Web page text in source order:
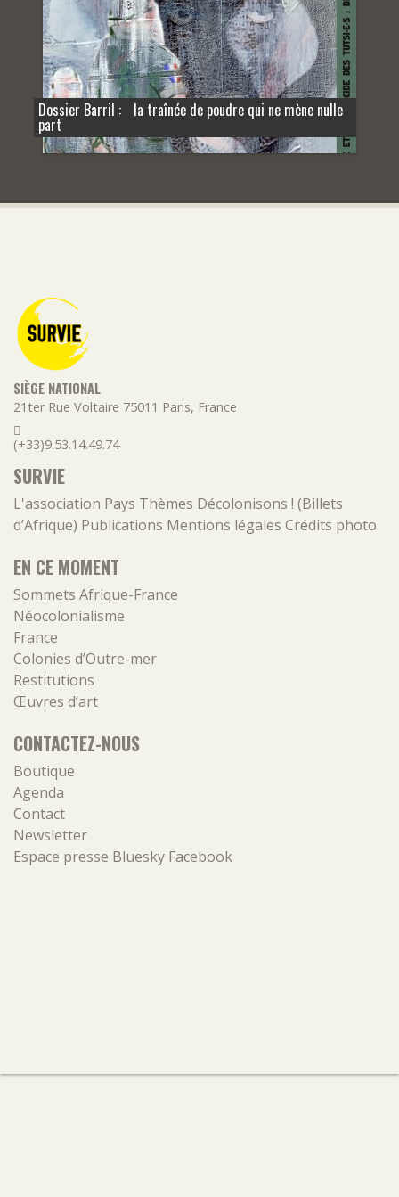
Dossier Barril : la traînée de poudre qui ne mène nulle
part
SIÈGE NATIONAL
21ter Rue Voltaire 75011 Paris, France
(+33)9.53.14.49.74
SURVIE
L'association Pays Thèmes Décolonisons ! (Billets
d’Afrique) Publications Mentions légales Crédits photo
EN CE MOMENT
Sommets Afrique-France
Néocolonialisme
France
Colonies d’Outre-mer
Restitutions
Œuvres d’art
CONTACTEZ-NOUS
Boutique
Agenda
Contact
Newsletter
Espace presse Bluesky Facebook